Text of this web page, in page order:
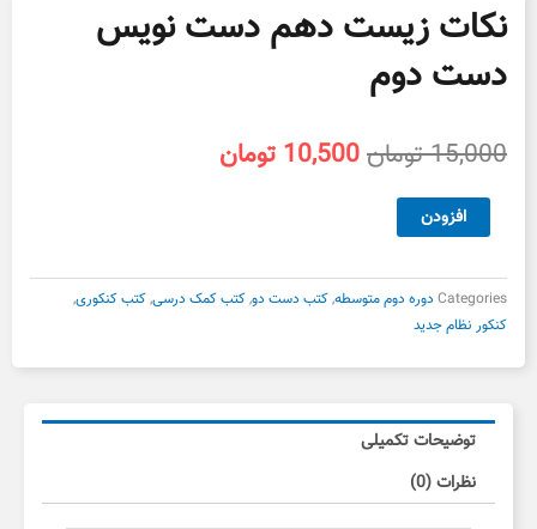
نکات زیست دهم دست نویس
دست دوم
15,000تومانقیمت
10,500 تومان
نکات
زیست
دست
نویس
دست
دوم
افزودن
Categories دوره دوم متوسطه,کتب دست دو,کتب کمک درسی,کتب کنکوری,
کنکور نظام جدید
توضیحات تکمیلی
نظرات (0)